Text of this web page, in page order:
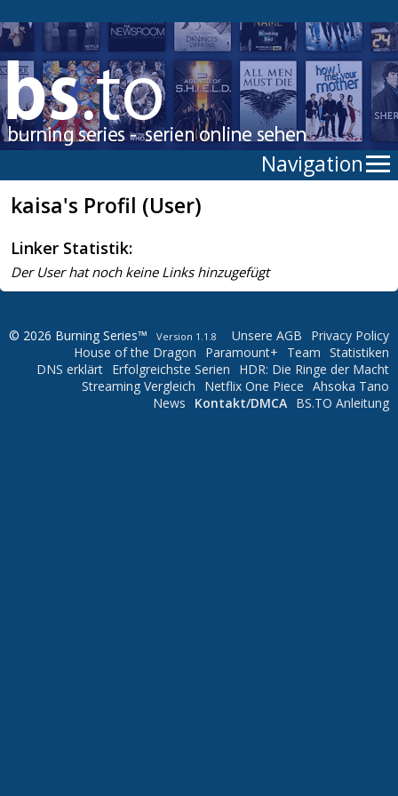
Navigation
kaisa's Profil (User)
Linker Statistik:
Der User hat noch keine Links hinzugefügt
© 2026 Burning Series™ Version 1.1.8 Privacy Policy
Unsere AGB
Statistiken
Team
Paramount+
House of the Dragon
HDR: Die Ringe der Macht
Erfolgreichste Serien
DNS erklärt
Ahsoka Tano
Netflix One Piece
Streaming Vergleich
BS.TO Anleitung
Kontakt/DMCA
News